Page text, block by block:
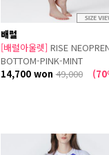
배럴
[배럴아울렛] RISE
BOTTOM-PINK-MINT
14,700 won49,000